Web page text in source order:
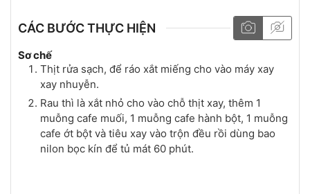
CÁC BƯỚC THỰC HIỆN
Sơ chế
Thịt rửa sạch, để ráo xắt miếng cho vào máy xay
xay nhuyễn.
Rau thì là xắt nhỏ cho vào chỗ thịt xay, thêm 1
muỗng cafe muối, 1 muỗng cafe hành bột, 1 muỗng
cafe ớt bột và tiêu xay vào trộn đều rồi dùng bao
nilon bọc kín để tủ mát 60 phút.